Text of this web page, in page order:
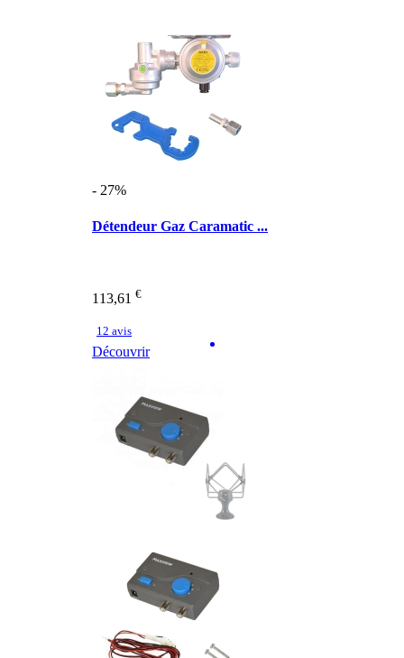
- 27%
Détendeur Gaz Caramatic ...
113,61 €
12 avis
Découvrir